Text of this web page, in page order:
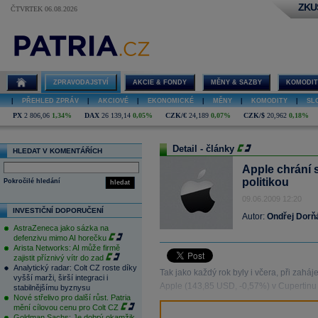
ČTVRTEK 06.08.2026
ZPRAVODAJSTVÍ AKCIE & FONDY MĚNY & SAZBY
PŘEHLED ZPRÁV AKCIOVÉ EKONOMICKÉ MĚNY KOMODITY
PX 2 806,06 1,34% DAX 26 139,14 0,05% CZK/€ 24,189 0,07% CZK/$ 20,962 0,18%
HLEDAT V KOMENTÁŘÍCH
hledat
Pokročilé hledání
INVESTIČNÍ DOPORUČENÍ
AstraZeneca jako sázka na
defenzivu mimo AI horečku
Arista Networks: AI může firmě
zajistit příznivý vítr do zad
Analytický radar: Colt CZ roste díky
vyšší marži, širší integraci i
stabilnějšímu byznysu
Nové střelivo pro další růst. Patria
mění cílovou cenu pro Colt CZ
Detail - články
Apple chrání
politikou
09.06.2009 12:20
Autor: Ondřej
Tak jako každý rok byly i včera, při
Apple (143,85 USD, -0,57%) v